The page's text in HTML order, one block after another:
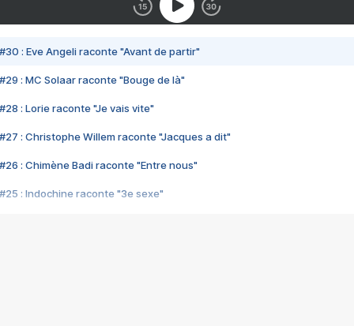
#30 : Eve Angeli raconte "Avant de partir"
#29 : MC Solaar raconte "Bouge de là"
#28 : Lorie raconte "Je vais vite"
#27 : Christophe Willem raconte "Jacques a dit"
#26 : Chimène Badi raconte "Entre nous"
#25 : Indochine raconte "3e sexe"